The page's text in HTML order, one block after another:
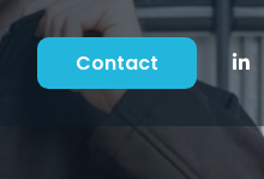
Contact